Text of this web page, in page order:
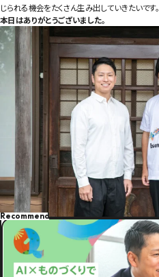
じられる機会をたくさん生み出していきたいです。
本日はありがとうございました。
Recommend